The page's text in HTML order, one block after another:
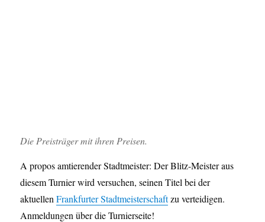
Die Preisträger mit ihren Preisen.
A propos amtierender Stadtmeister: Der Blitz-Meister aus
diesem Turnier wird versuchen, seinen Titel bei der
aktuellenFrankfurter Stadtmeisterschaftzu verteidigen.
Anmeldungen über die Turnierseite!